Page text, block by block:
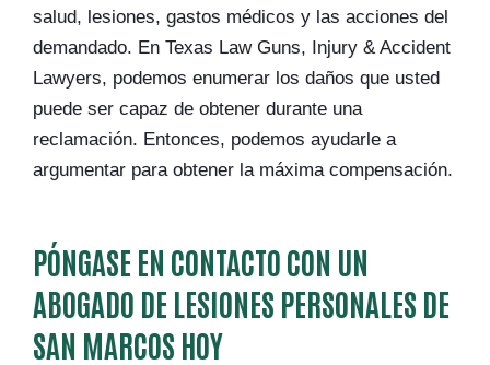
salud, lesiones, gastos médicos y las acciones del
demandado. En Texas Law Guns, Injury & Accident
Lawyers, podemos enumerar los daños que usted
puede ser capaz de obtener durante una
reclamación. Entonces, podemos ayudarle a
argumentar para obtener la máxima compensación.
PÓNGASE EN CONTACTO CON UN
ABOGADO DE LESIONES PERSONALES DE
SAN MARCOS HOY